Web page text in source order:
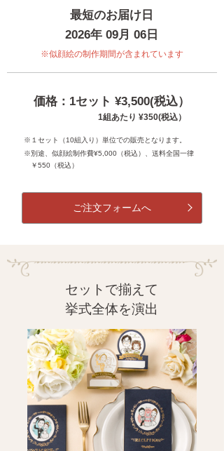
最短のお届け日
2026年 09月 06日
※似顔絵の制作期間が含まれています
価格：1セット ¥3,500(税込）
1組あたり ¥350(税込）
※１セット（10組入り）単位での販売となります。
※別途、似顔絵制作費¥5,000（税込）、送料全国一律
￥550（税込）
ご注文フォームへ
セットで揃えて
挙式全体を演出